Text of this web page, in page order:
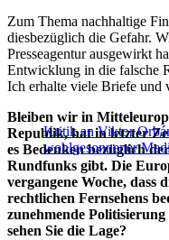
Zum Thema nachhaltige
diesbezüglich die Gefahr.
Presseagentur ausgewirkt
Entwicklung in die falsche
Ich erhalte viele Briefe und
Kritik an Viktor
wohlgesonnener
Bleiben wir in
Republik, hat in letzter
es Bedenken bezüglich
Rundfunks gibt. Die
vergangene Woche, dass
rechtlichen Fernsehens
zunehmende
sehen Sie die Lage?